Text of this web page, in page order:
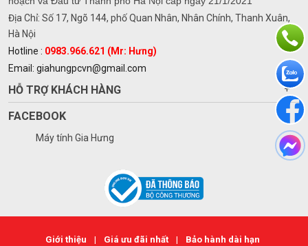
Địa Chỉ: Số 17, Ngõ 144, phố Quan Nhân, Nhân Chính, Thanh Xuân,
Hà Nội
Hotline : 0983.966.621 (Mr: Hưng)
Email: giahungpcvn@gmail.com
HỖ TRỢ KHÁCH HÀNG +
FACEBOOK
Máy tính Gia Hưng
Giới thiệu | Giá ưu đãi nhất | Bảo hành dài hạn